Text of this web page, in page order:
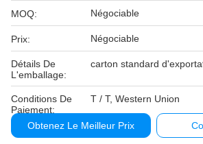
MOQ: Négociable
Prix: Négociable
Détails De
L'emballage:
carton standard
Conditions De
Paiement:
T / T, Western Union
Obtenez Le Meilleur Prix